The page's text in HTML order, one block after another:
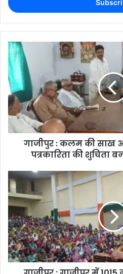
गाजीपुर : कलम की साख
पत्रकारिता की शुचिता